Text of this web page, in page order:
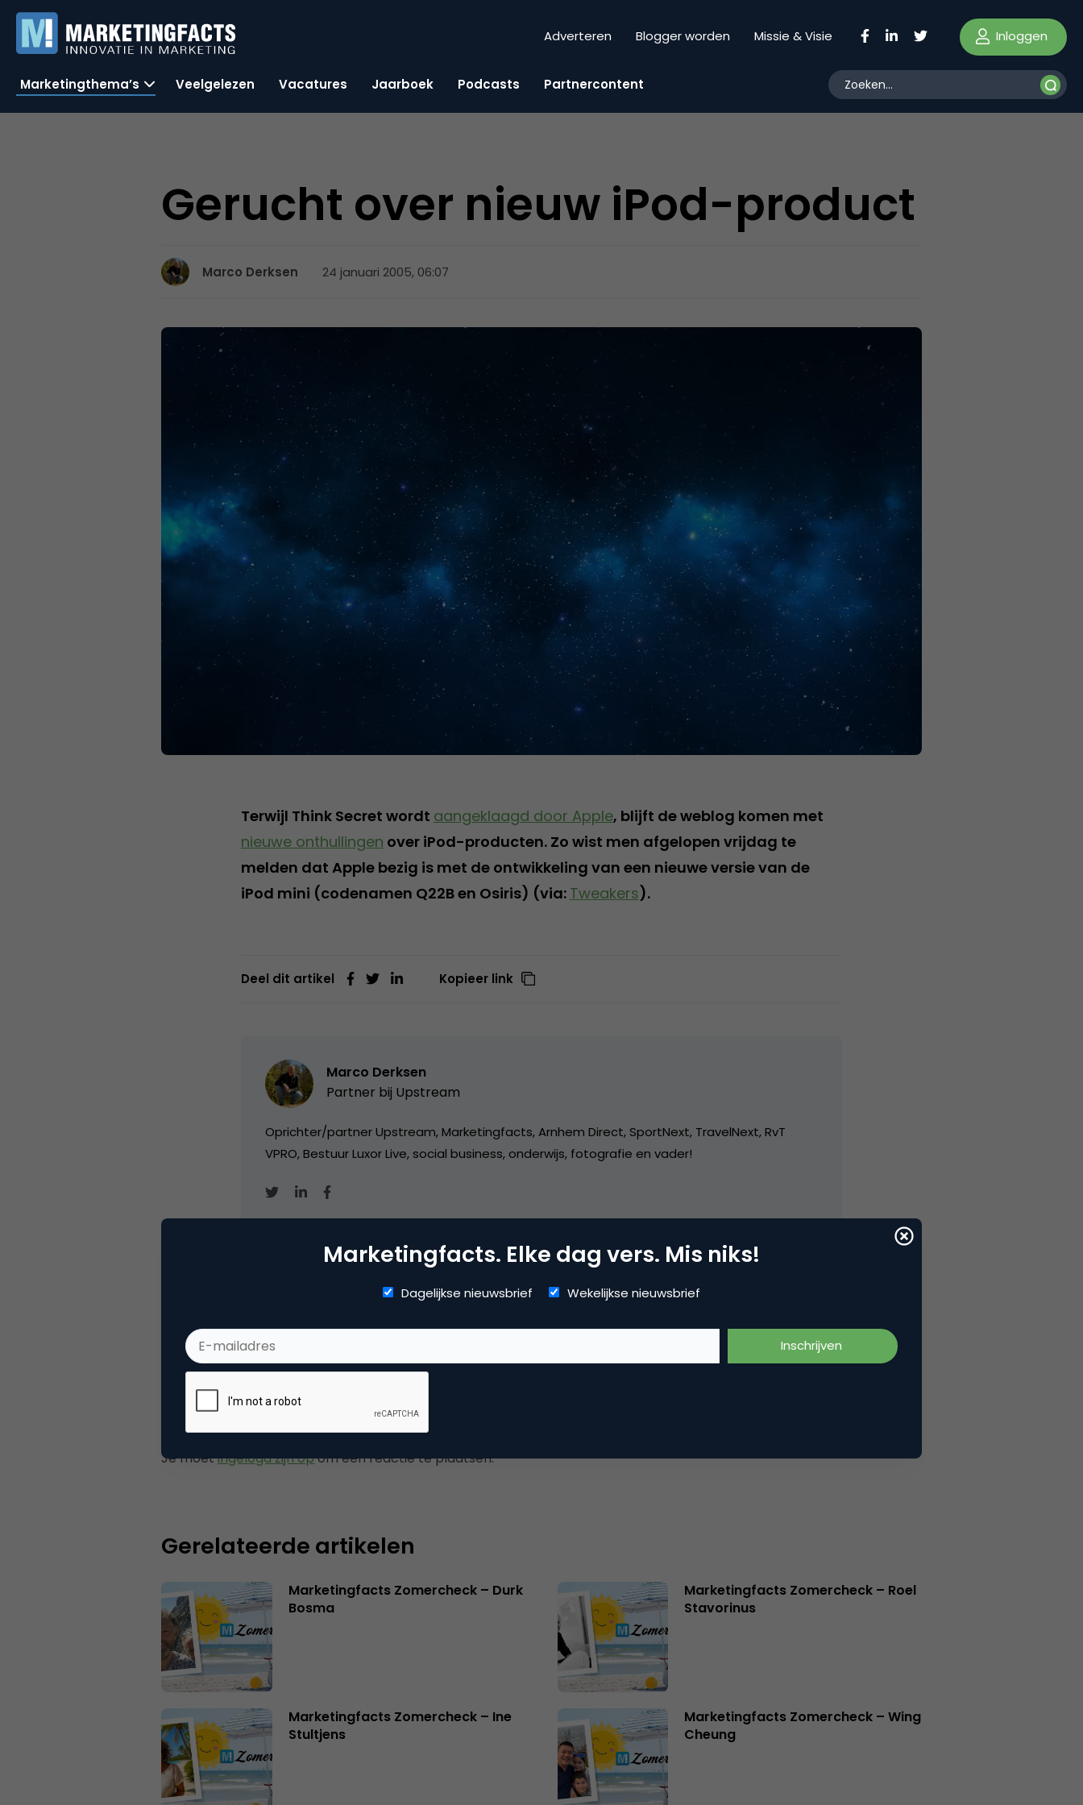
Adverteren Blogger worden Missie & Visie Inloggen
Marketingthema’s Veelgelezen Vacatures Jaarboek Podcasts Partnercontent
Gerucht over nieuw iPod-product
Marco Derksen 24 januari 2005, 06:07
Terwijl Think Secret wordt aangeklaagd door Apple, blijft de weblog komen met
nieuwe onthullingen over iPod-producten. Zo wist men afgelopen vrijdag te
melden dat Apple bezig is met de ontwikkeling van een nieuwe versie van de
iPod mini (codenamen Q22B en Osiris) (via: Tweakers).
Deel dit artikel Kopieer link
Marco Derksen
Partner bij Upstream
Oprichter/partner Upstream, Marketingfacts, Arnhem Direct, SportNext, TravelNext, RvT
VPRO, Bestuur Luxor Live, social business, onderwijs, fotografie en vader!
Tags mobile marketing
Plaats reactie
Je moetingelogd zijn opom een reactie te plaatsen.
Gerelateerde artikelen
Marketingfacts Zomercheck – Durk
Bosma
Marketingfacts Zomercheck – Roel
Stavorinus
Marketingfacts Zomercheck – Ine
Stultjens
Marketingfacts Zomercheck – Wing
Cheung
Marketingfacts. Elke dag vers. Mis niks!
Dagelijkse nieuwsbrief Wekelijkse nieuwsbrief